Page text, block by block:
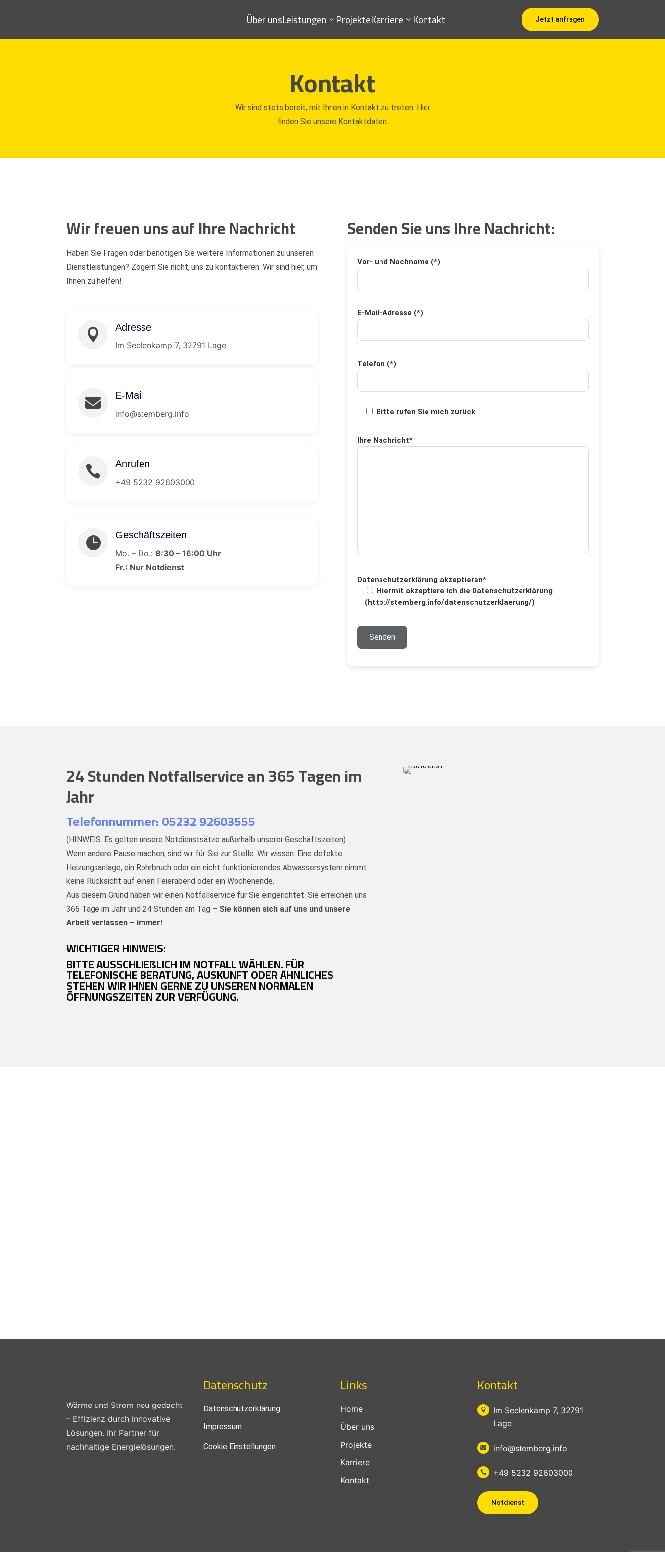
Über unsLeistungen ProjekteKarriere Kontakt Jetzt anfragen
Kontakt
Wir sind stets bereit, mit Ihnen in Kontakt zu treten. Hier
finden Sie unsere Kontaktdaten.
Wir freuen uns auf Ihre Nachricht
Haben Sie Fragen oder benötigen Sie weitere Informationen zu unseren
Dienstleistungen? Zögern Sie nicht, uns zu kontaktieren. Wir sind hier, um
Ihnen zu helfen!
 Adresse
Im Seelenkamp 7, 32791 Lage
 E-Mail
info@stemberg.info
 Anrufen
+49 5232 92603000
 Geschäftszeiten
Mo. – Do.:8:30 – 16:00 Uhr
Fr.: Nur Notdienst
Senden Sie uns Ihre Nachricht:
Vor- und Nachname (*)
E-Mail-Adresse (*)
Telefon (*)
Bitte rufen Sie mich zurück
Ihre Nachricht*
Datenschutzerklärung akzeptieren*
Hiermit akzeptiere ich die Datenschutzerklärung
(http://stemberg.info/datenschutzerklaerung/)
24 Stunden Notfallservice an 365 Tagen im
Jahr
Telefonnummer: 05232 92603555
(HINWEIS: Es gelten unsere Notdienstsätze außerhalb unserer Geschäftszeiten)
Wenn andere Pause machen, sind wir für Sie zur Stelle. Wir wissen: Eine defekte
Heizungsanlage, ein Rohrbruch oder ein nicht funktionierendes Abwassersystem nimmt
keine Rücksicht auf einen Feierabend oder ein Wochenende.
Aus diesem Grund haben wir einen Notfallservice für Sie eingerichtet. Sie erreichen uns
365 Tage im Jahr und 24 Stunden am Tag – Sie können sich auf uns und unsere
Arbeit verlassen – immer!
WICHTIGER HINWEIS:
BITTE AUSSCHLIEßLICH IM NOTFALL WÄHLEN. FÜR
TELEFONISCHE BERATUNG, AUSKUNFT ODER ÄHNLICHES
STEHEN WIR IHNEN GERNE ZU UNSEREN NORMALEN
ÖFFNUNGSZEITEN ZUR VERFÜGUNG.
Wärme und Strom neu gedacht
– Effizienz durch innovative
Lösungen. Ihr Partner für
nachhaltige Energielösungen.
Datenschutz
Datenschutzerklärung
Impressum
Cookie Einstellungen
Links
Home
Über uns
Projekte
Karriere
Kontakt
Kontakt

Im Seelenkamp 7, 32791
Lage
 info@stemberg.info
 +49 5232 92603000
Notdienst